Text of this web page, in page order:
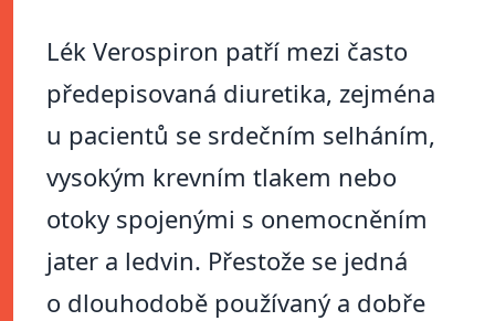
Lék Verospiron patří mezi často
předepisovaná diuretika, zejména
u pacientů se srdečním selháním,
vysokým krevním tlakem nebo
otoky spojenými s onemocněním
jater a ledvin. Přestože se jedná
o dlouhodobě používaný a dobře